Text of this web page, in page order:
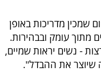
שמכין מדריכות באופן
מתוך עומק ובבהירות.
- נשים יראות שמיים,
שיוצר את ההבדל".